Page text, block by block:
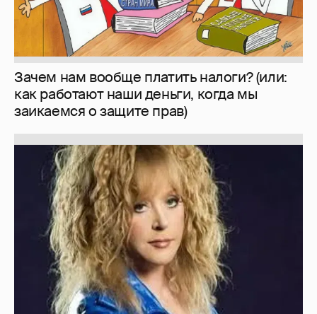
Знаменитости со странным "сексуальным
поведением"
180